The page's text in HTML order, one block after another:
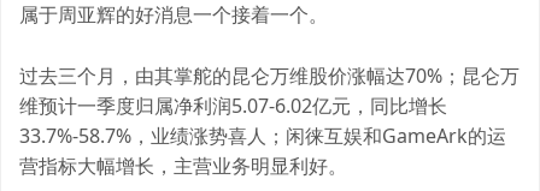
属于周亚辉的好消息一个接着一个。
过去三个月，由其掌舵的昆仑万维股价涨幅达70%；昆仑万
维预计一季度归属净利润5.07-6.02亿元，同比增长
33.7%-58.7%，业绩涨势喜人；闲徕互娱和GameArk的运
营指标大幅增长，主营业务明显利好。